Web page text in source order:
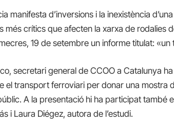
manifesta d’inversions i la inexistència
més crítics que afecten la xarxa de rodalies
19 de setembre un informe titulat:
secretari general de CCOO a Catalunya
el transport ferroviari per donar una mostra
A la presentació hi ha participat també
i Laura Diégez, autora de l’estudi.